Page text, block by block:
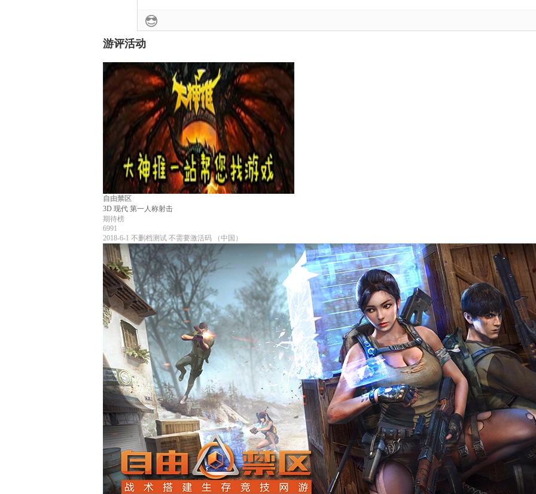
游评活动
自由禁区
3D 现代 第一人称射击
期待榜
6991
2018-6-1 不删档测试 不需要激活码 （中国）